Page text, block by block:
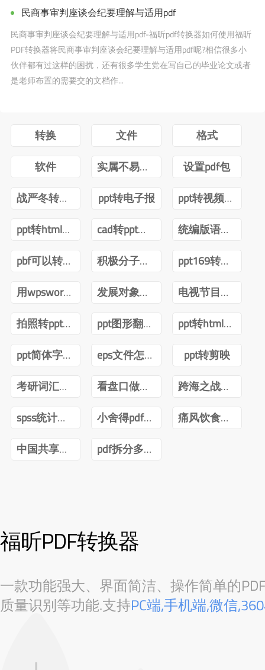
民商事审判座谈会纪要理解与适用pdf
民商事审判座谈会纪要理解与适用pdf-福昕pdf转换器如何使用福昕
PDF转换器将民商事审判座谈会纪要理解与适用pdf呢?相信很多小
伙伴都有过这样的困扰，还有很多学生党在写自己的毕业论文或者
是老师布置的需要交的文档作...
转换 文件
格式
软件
实属不易牛转乾坤图片抖音
设置pdf包
战严冬转观念ppt
ppt转电子报
ppt转视频互转
ppt转html技术
cad转ppt可以吗
统编版语文四年级下册电子课本pdf
pbf可以转ppt吗
积极分子转预备党员ppt
ppt169转成43怎么内容排版不变
用wpsword转ppt
发展对象转预备党员答辩ppt
电视节目导播郑月pdf
拍照转ppt安卓
ppt图形翻转内容不转
ppt转html前端
ppt简体字转繁体字全篇
eps文件怎么转ppt
ppt转剪映
考研词汇闪过2022版PDF
看盘口做短线曹明成Pdf
跨海之战金门海南一江山PDF下载
spss统计分析与数据挖掘第三版pdf
小舍得pdf百度网盘
痛风饮食调养一本就够pdf下载
中国共享经济发展报告(2020)pdf
pdf拆分多个pdf免费
福昕PDF转换器
一款功能强大、界面简洁、操作简单的
质量识别等功能.支持PC端,手机端,微信